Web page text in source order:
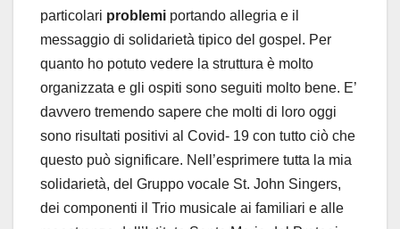
particolari problemi portando allegria e il
messaggio di solidarietà tipico del gospel. Per
quanto ho potuto vedere la struttura è molto
organizzata e gli ospiti sono seguiti molto bene. E’
davvero tremendo sapere che molti di loro oggi
sono risultati positivi al Covid- 19 con tutto ciò che
questo può significare. Nell’esprimere tutta la mia
solidarietà, del Gruppo vocale St. John Singers,
dei componenti il Trio musicale ai familiari e alle